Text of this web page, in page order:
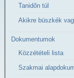
Tanidőn túl
Akikre büszkék
Dokumentumok
Közzétételi lista
Szakmai